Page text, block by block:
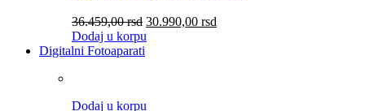
36.459,00rsd 30.990,00 rsd
Dodaj u korpu
Digitalni Fotoaparati
Dodaj u korpu